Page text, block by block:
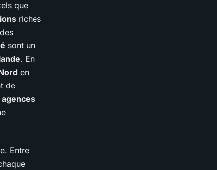
que
riches
des
sont un
. En
en
de
agences
Entre